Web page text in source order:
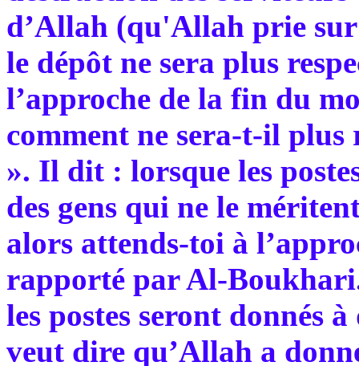
d’Allah (qu'Allah prie
le dépôt ne sera plus
l’approche de la fin du
comment ne sera-t-il plus
». Il dit : lorsque les
des gens qui ne le
alors attends-toi à
rapporté par Al-
les postes seront donnés
veut dire qu’Allah a